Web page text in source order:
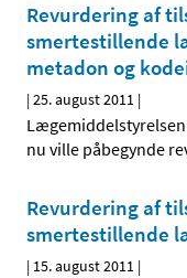
Revurdering af
smertestillende
metadon og
|25. august 2011 |
Lægemiddelstyrelsen
nu ville påbegynde
Revurdering af
smertestillende
| 15. august 2011 |